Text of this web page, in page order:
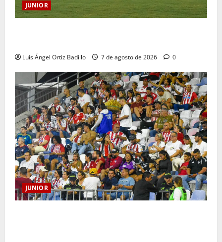
JUNIOR
Luis Ángel Ortiz Badillo 7 de agosto de 2026 0
JUNIOR